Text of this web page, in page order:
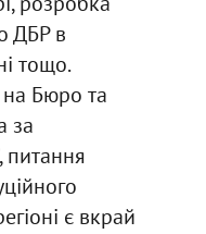
ДБР в
тощо.
Бюро та
за
є вкрай